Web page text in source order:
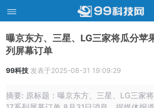
曝京东方、三星、LG三家将瓜分苹
列屏幕订单
99科技 发表于2025-08-31 19:09:29
摘要: 原标题：曝京东方、三星、LG三家